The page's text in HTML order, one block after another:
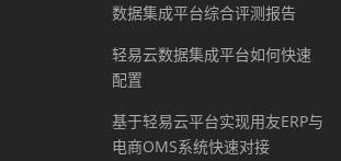
数据集成平台综合评测报告
轻易云数据集成平台如何快速
配置
基于轻易云平台实现用友ERP与
电商OMS系统快速对接